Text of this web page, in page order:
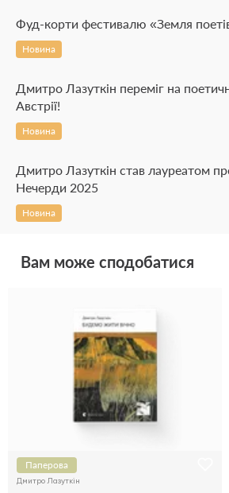
Фуд-корти фестивалю «Земля
Новина
Дмитро Лазуткін переміг на
Австрії!
Новина
Дмитро Лазуткін став лауреатом
Нечерди 2025
Новина
Вам може сподобатися
Паперова
Дмитро Лазуткін